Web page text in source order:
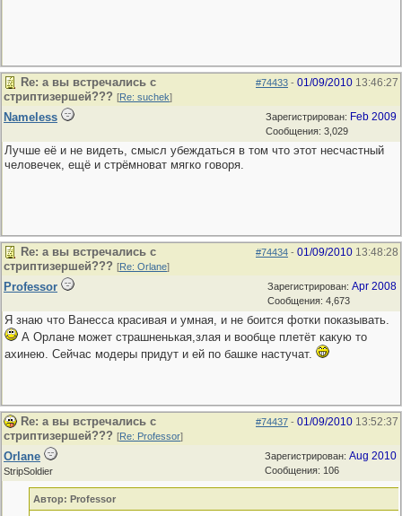
#74433 - 01/09/2010 13:46:27
Re: а вы встречались с
стриптизершей??? [Re: suchek]
Зарегистрирован: Feb 2009
Сообщения: 3,029
Nameless
Лучше её и не видеть, смысл убеждаться в том что этот несчастный
человечек, ещё и стрёмноват мягко говоря.
#74434 - 01/09/2010 13:48:28
Re: а вы встречались с
стриптизершей??? [Re: Orlane]
Зарегистрирован: Apr 2008
Сообщения: 4,673
Professor
Я знаю что Ванесса красивая и умная, и не боится фотки показывать.
А Орлане может страшненькая,злая и вообще плетёт какую то
ахинею. Сейчас модеры придут и ей по башке настучат.
#74437 - 01/09/2010 13:52:37
Re: а вы встречались с
стриптизершей??? [Re: Professor]
Зарегистрирован: Aug 2010
Сообщения: 106
Orlane
StripSoldier
Автор: Professor